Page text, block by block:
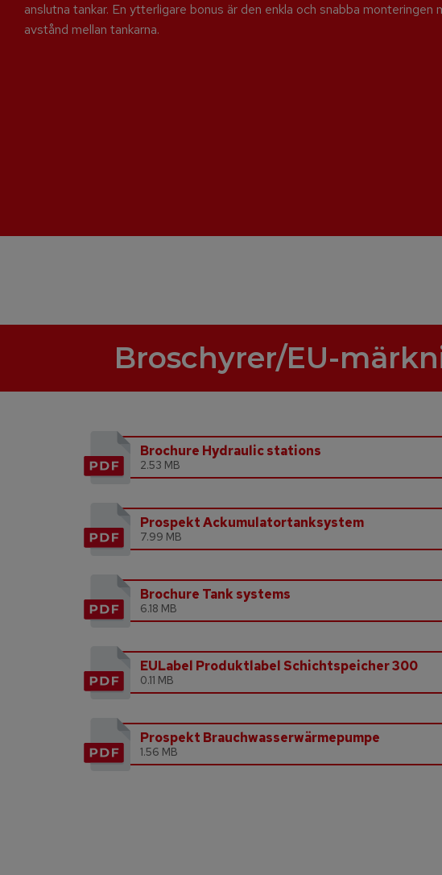
anslutna tankar. En ytterligare bonus är den enkla och snabba monteringen
avstånd mellan tankarna.
Broschyrer/EU-
Brochure Hydraulic stations
2.53 MB
Prospekt Ackumulatortanksystem
7.99 MB
Brochure Tank systems
6.18 MB
EULabel Produktlabel Schichtspeicher 300
0.11 MB
Prospekt Brauchwasserwärmepumpe
1.56 MB